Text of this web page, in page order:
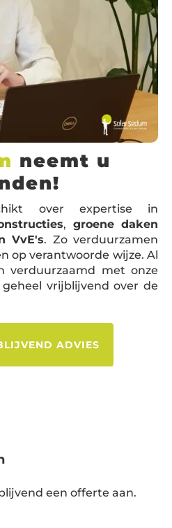
neemt u
over expertise in
, groene daken
VvE's. Zo verduurzamen
op verantwoorde wijze. Al
verduurzaamd met onze
vrijblijvend over de
ADVIES
een offerte aan.